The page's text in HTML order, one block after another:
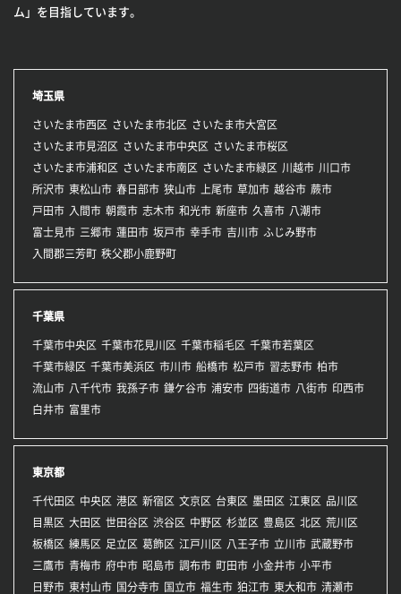
ム」を目指しています。
埼玉県
さいたま市西区 さいたま市北区
さいたま市大宮区
さいたま市見沼区
さいたま市中央区
さいたま市桜区
さいたま市浦和区
さいたま市南区 さいたま市緑区 川越市 川口市
所沢市 東松山市 春日部市 狭山市 上尾市 草加市 越谷市 蕨市
戸田市 入間市 朝霞市 志木市 和光市 新座市 久喜市 八潮市
富士見市 三郷市 蓮田市 坂戸市 幸手市 吉川市 ふじみ野市
入間郡三芳町 秩父郡小鹿野町
千葉県
千葉市中央区 千葉市花見川区 千葉市稲毛区 千葉市若葉区
千葉市緑区 千葉市美浜区 市川市 船橋市 松戸市 習志野市 柏市
流山市 八千代市 我孫子市 鎌ケ谷市 浦安市 四街道市 八街市 印西市
白井市 富里市
東京都
千代田区 中央区 港区 新宿区 文京区 台東区 墨田区 江東区
品川区
目黒区 大田区 世田谷区 渋谷区 中野区 杉並区 豊島区 北区 荒川区
板橋区 練馬区 足立区 葛飾区 江戸川区 八王子市 立川市 武蔵野市
三鷹市 青梅市 府中市 昭島市 調布市 町田市 小金井市 小平市
日野市 東村山市 国分寺市 国立市 福生市 狛江市 東大和市 清瀬市